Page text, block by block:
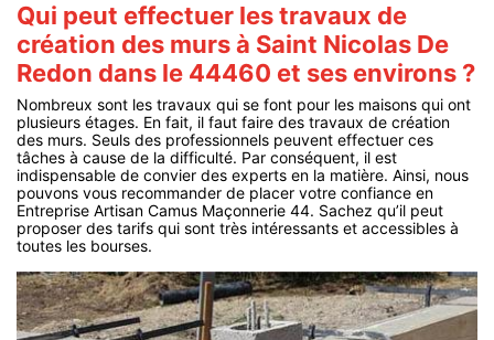
Qui peut effectuer les travaux de
création des murs à Saint Nicolas De
Redon dans le 44460 et ses environs ?
Nombreux sont les travaux qui se font pour les maisons qui ont
plusieurs étages. En fait, il faut faire des travaux de création
des murs. Seuls des professionnels peuvent effectuer ces
tâches à cause de la difficulté. Par conséquent, il est
indispensable de convier des experts en la matière. Ainsi, nous
pouvons vous recommander de placer votre confiance en
Entreprise Artisan Camus Maçonnerie 44. Sachez qu’il peut
proposer des tarifs qui sont très intéressants et accessibles à
toutes les bourses.